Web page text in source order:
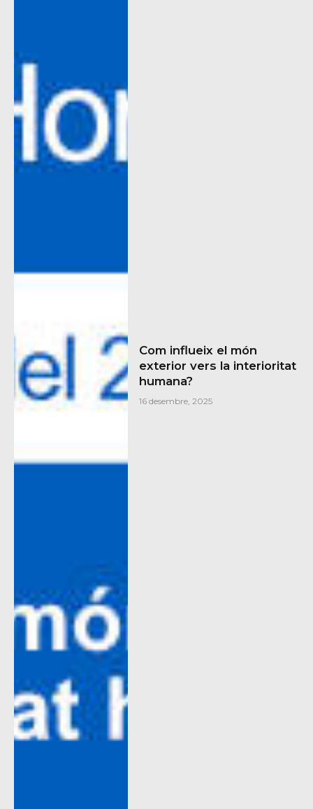
Com influeix el món
exterior vers la interioritat
humana?
16 desembre, 2025